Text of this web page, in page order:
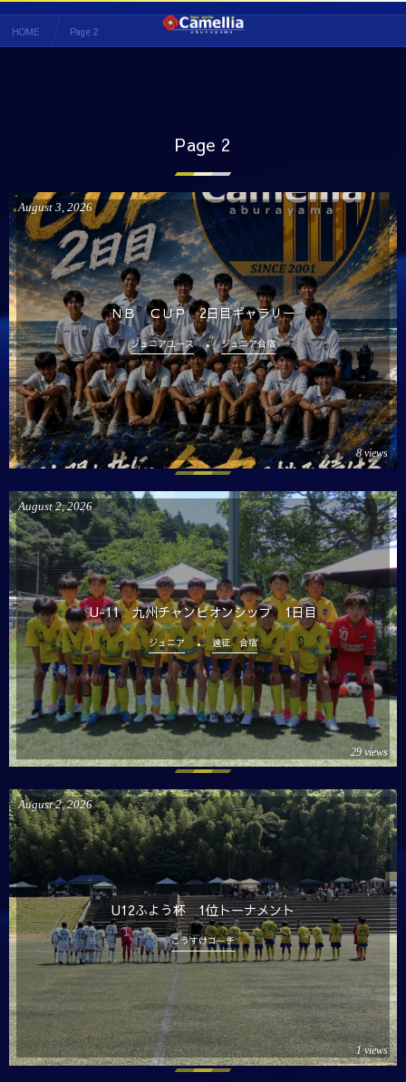
HOME Page 2
Page 2
ＮＢ ＣＵＰ 2日目ギャラリー
August 3, 2026
ジュニアユース ジュニア合宿
8 views
U-11 九州チャンピオンシップ 1日目
August 2,2026
ジュニア 遠征 合宿
29 views
U12ふよう杯 1位トーナメント
August 2,2026
こうすけコーチ
1 views